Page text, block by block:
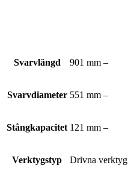
Svarvlängd 901 mm –
Svarvdiameter 551 mm –
Stångkapacitet 121 mm –
Verktygstyp Drivna verktyg